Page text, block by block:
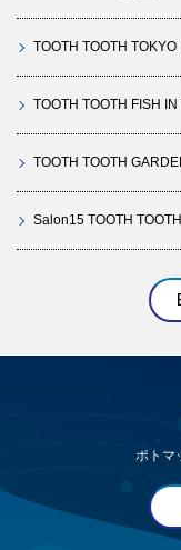
TOOTH TOOTH TOKYO
TOOTH TOOTH FISH
TOOTH TOOTH
Salon15 TOOTH
ポトマ